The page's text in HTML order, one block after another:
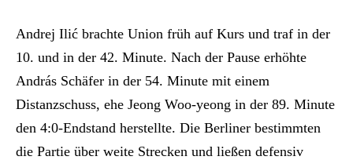
Andrej Ilić brachte Union früh auf Kurs und traf in der
10. und in der 42. Minute. Nach der Pause erhöhte
András Schäfer in der 54. Minute mit einem
Distanzschuss, ehe Jeong Woo-yeong in der 89. Minute
den 4:0-Endstand herstellte. Die Berliner bestimmten
die Partie über weite Strecken und ließen defensiv